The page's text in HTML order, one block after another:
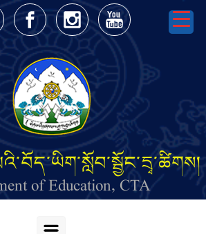
of Education, CTA